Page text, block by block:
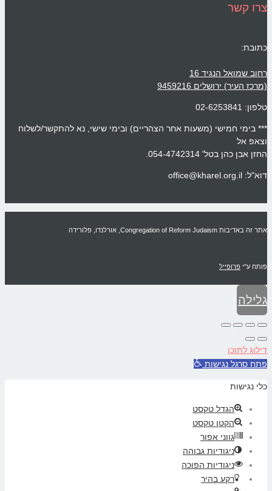
צרו קשר
כתובת:
רחוב שמואל הנגיד 16
(מרכז העיר) ירושלים 9459216
טלפון: 02-6253841
*** בימי חמישי (משעות אחר הצהריים) ובימי שישי, נא להתקשר/לשלוח
וצאפ אל
החזן אבן כהן בטל' 054-4742314.
דוא"ל: office@kharel.org.il
אתר זה באדיבות Congregation of Reform Judaism, אורלנדו, פלורידה
פותח ע"י פרופייל
גלילה
לראש
העמוד
דילוג לתוכן
פתח סרגל נגישות
כלי נגישות
הגדל טקסט
הקטן טקסט
גווני אפור
ניגודיות גבוהה
ניגודיות הפוכה
רקע בהיר